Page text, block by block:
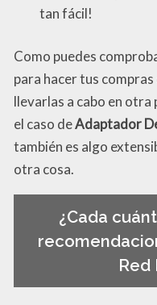
tan fácil!
Como puedes
para hacer tus
llevarlas a cabo en otra
el caso deAdaptador
también es algo
otra cosa.
¿Cada
Red